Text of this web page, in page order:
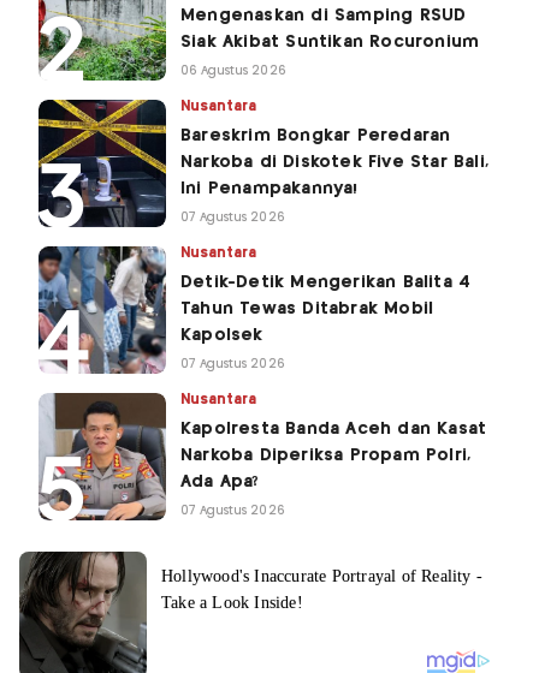
Mengenaskan di Samping RSUD
Siak Akibat Suntikan Rocuronium
06 Agustus 2026
Nusantara
Bareskrim Bongkar Peredaran
Narkoba di Diskotek Five Star Bali,
Ini Penampakannya!
07 Agustus 2026
Nusantara
Detik-Detik Mengerikan Balita 4
Tahun Tewas Ditabrak Mobil
Kapolsek
07 Agustus 2026
Nusantara
Kapolresta Banda Aceh dan Kasat
Narkoba Diperiksa Propam Polri,
Ada Apa?
07 Agustus 2026